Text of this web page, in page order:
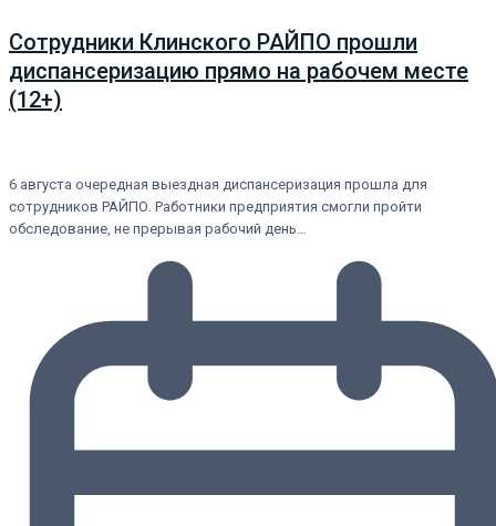
Сотрудники Клинского РАЙПО прошли
диспансеризацию прямо на рабочем месте
(12+)
6 августа очередная выездная диспансеризация прошла для
сотрудников РАЙПО. Работники предприятия смогли пройти
обследование, не прерывая рабочий день…